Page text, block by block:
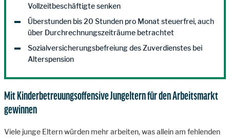
Vollzeitbeschäftigte senken
Überstunden bis 20 Stunden pro Monat steuerfrei, auch
über Durchrechnungszeiträume betrachtet
Sozialversicherungsbefreiung des Zuverdienstes bei
Alterspension
Mit Kinderbetreuungsoffensive Jungeltern für den Arbeitsmarkt
gewinnen
Viele junge Eltern würden mehr arbeiten, was allein am fehlenden